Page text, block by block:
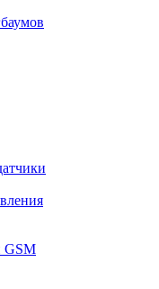
GSM